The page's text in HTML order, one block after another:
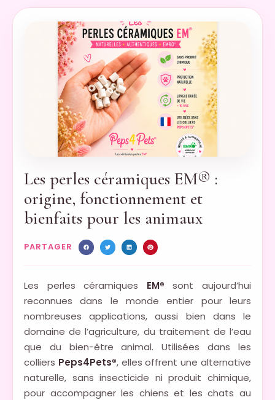
Les perles céramiques EM® :
origine, fonctionnement et
bienfaits pour les animaux
PARTAGER
Les perles céramiques EM® sont aujourd’hui
reconnues dans le monde entier pour leurs
nombreuses applications, aussi bien dans le
domaine de l’agriculture, du traitement de l’eau
que du bien-être animal. Utilisées dans les
colliers Peps4Pets®, elles offrent une alternative
naturelle, sans insecticide ni produit chimique,
pour accompagner les chiens et les chats au